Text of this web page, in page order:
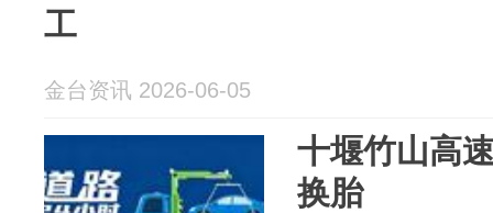
工
金台资讯 2026-06-05
十堰竹山高
换胎